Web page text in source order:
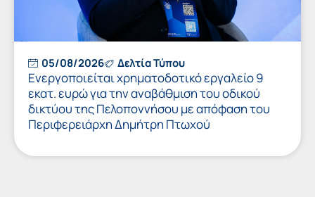
05/08/2026 Δελτία Τύπου
Ενεργοποιείται χρηματοδοτικό εργαλείο 9
εκατ. ευρώ για την αναβάθμιση του οδικού
δικτύου της Πελοποννήσου με απόφαση του
Περιφερειάρχη Δημήτρη Πτωχού